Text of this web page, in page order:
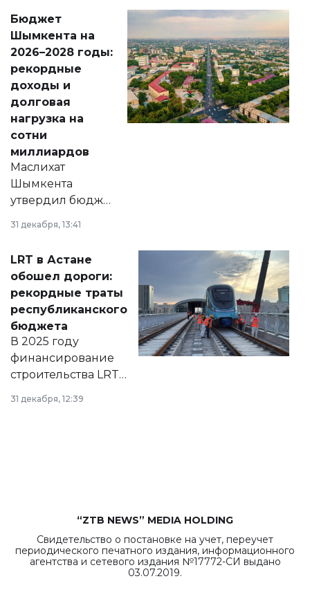
народу
Венесуэлы.
Бюджет
Шымкента на
2026–2028 годы:
рекордные
доходы и
долговая
нагрузка на
сотни
миллиардов
Маслихат
Шымкента
утвердил бюджет
города на 2026–
2028 годы.
документ
появился в базе
нормативных
правовых актов и
на сайте маслихат
города.
31 декабря, 13:41
LRT в Астане
обошел дороги:
рекордные траты
республиканского
бюджета
В 2025 году
финансирование
строительства LRT
в Астане из
республиканского
31 декабря, 12:39
“ZTB NEWS” MEDIA HOLDING
Свидетельство о постановке на учет, переучет
периодического печатного издания, информационного
агентства и сетевого издания №17772-СИ выдано
03.07.2019.